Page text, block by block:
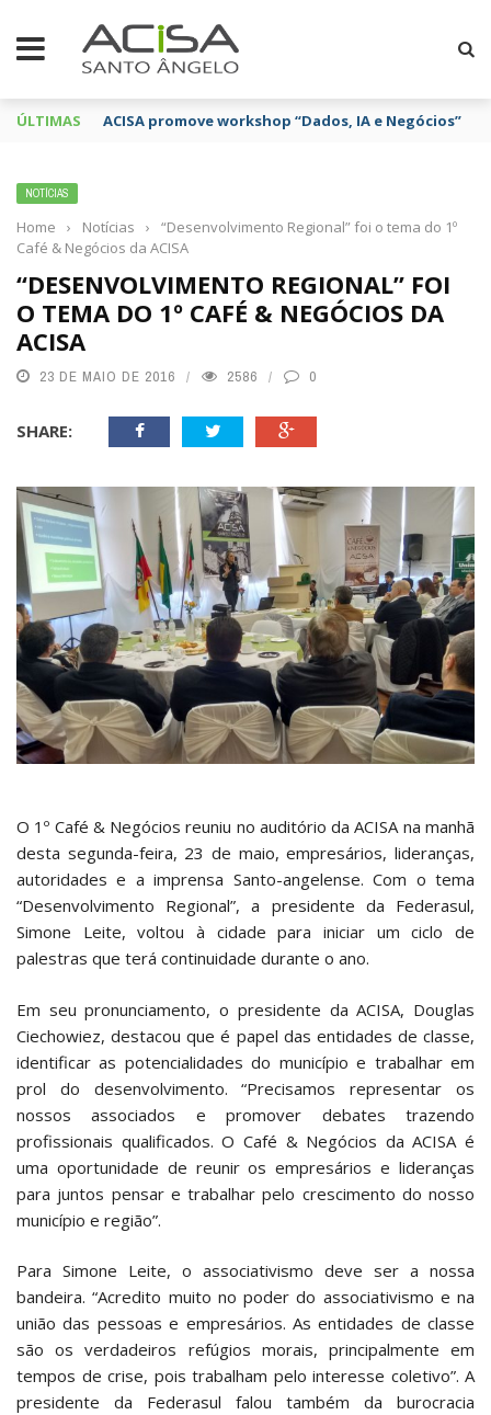
ÚLTIMAS ACISA promove workshop “Dados, IA e Negócios”
NOTÍCIAS
Home › Notícias ›
“Desenvolvimento Regional” foi o tema do 1º
Café & Negócios da ACISA
“DESENVOLVIMENTO REGIONAL” FOI
O TEMA DO 1º CAFÉ & NEGÓCIOS DA
ACISA
23 DE MAIO DE 2016 2586 0
SHARE:
O 1º Café & Negócios reuniu no auditório da ACISA na manhã
desta segunda-feira, 23 de maio, empresários, lideranças,
autoridades e a imprensa Santo-angelense. Com o tema
“Desenvolvimento Regional”, a presidente da Federasul,
Simone Leite, voltou à cidade para iniciar um ciclo de
palestras que terá continuidade durante o ano.
Em seu pronunciamento, o presidente da ACISA, Douglas
Ciechowiez, destacou que é papel das entidades de classe,
identificar as potencialidades do município e trabalhar em
prol do desenvolvimento. “Precisamos representar os
nossos associados e promover debates trazendo
profissionais qualificados. O Café & Negócios da ACISA é
uma oportunidade de reunir os empresários e lideranças
para juntos pensar e trabalhar pelo crescimento do nosso
município e região”.
Para Simone Leite, o associativismo deve ser a nossa
bandeira. “Acredito muito no poder do associativismo e na
união das pessoas e empresários. As entidades de classe
são os verdadeiros refúgios morais, principalmente em
tempos de crise, pois trabalham pelo interesse coletivo”. A
presidente da Federasul falou também da burocracia